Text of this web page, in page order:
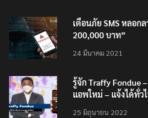
เตือนภัย SMS หลอก
200,000 บาท”
24 มีนาคม 2021
รู้จัก Traffy Fondue
แอพใหม่ – แจ้งได้ทั่ว
25 มิถุนายน 2022